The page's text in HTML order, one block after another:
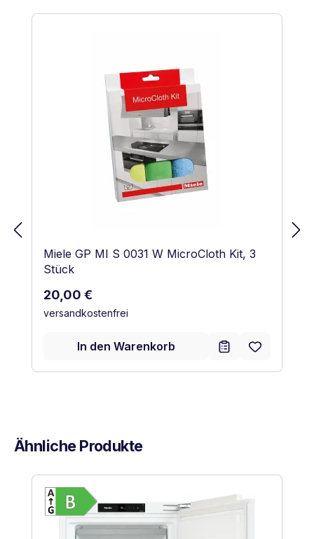
Produktgalerie überspringen
Miele GP MI S 0031 W MicroCloth Kit, 3
Stück
Regulärer Preis:
20,00 €
versandkostenfrei
In den Warenkorb
Ähnliche Produkte
Produktgalerie überspringen
Energieklasse B. Höchste bis